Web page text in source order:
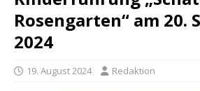
Rosengarten“ am 20.
2024
19. August 2024 Redaktion